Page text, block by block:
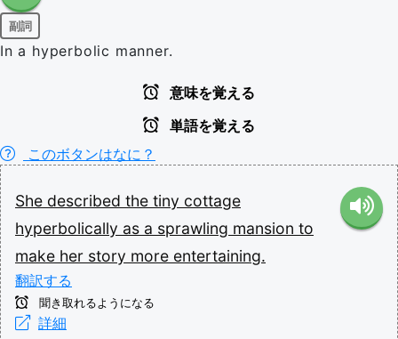
副詞
In a hyperbolic manner.
意味を覚える
単語を覚える
このボタンはなに？
She described the tiny cottage
hyperbolically as a sprawling mansion to
make her story more entertaining.
翻訳する
聞き取れるようになる
詳細